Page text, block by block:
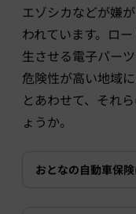
エゾシカなどが嫌
われています。ロ
生させる電子パー
危険性が高い地域
とあわせて、それ
ょうか。
おとなの自動車保